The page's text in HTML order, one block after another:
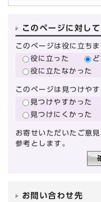
このページに対し
このページは役に立ちま
役に立った
役に立たなかった
このページは見つけや
見つけやすかった
見つけにくかった
お寄せいただいたご意
参考とします。
お問い合わせ先